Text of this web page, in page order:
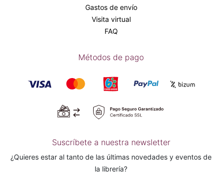
Gastos de envío
Visita virtual
FAQ
Métodos de pago
Suscríbete a nuestra newsletter
¿Quieres estar al tanto de las últimas novedades y eventos de
la librería?